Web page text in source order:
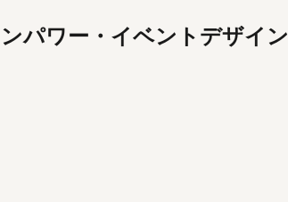
パワー・イベントデザイン